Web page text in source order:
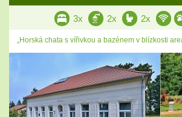
3x 2x 2x
„Horská chata s vířivkou a bazénem v blízkosti